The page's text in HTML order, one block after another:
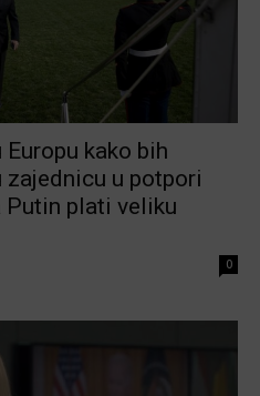
kako bih
u potpori
Putin plati veliku
0